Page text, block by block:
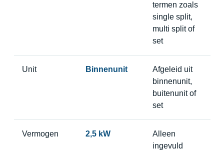
termen zoals
single split,
multi split of
set
Unit Binnenunit
Afgeleid uit
binnenunit,
buitenunit of
set
Vermogen 2,5 kW
Alleen
ingevuld